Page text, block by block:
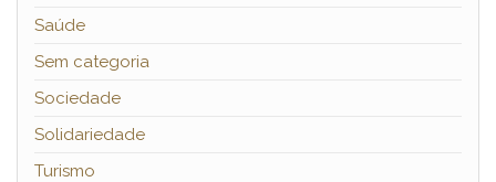
Saúde
Sem categoria
Sociedade
Solidariedade
Turismo